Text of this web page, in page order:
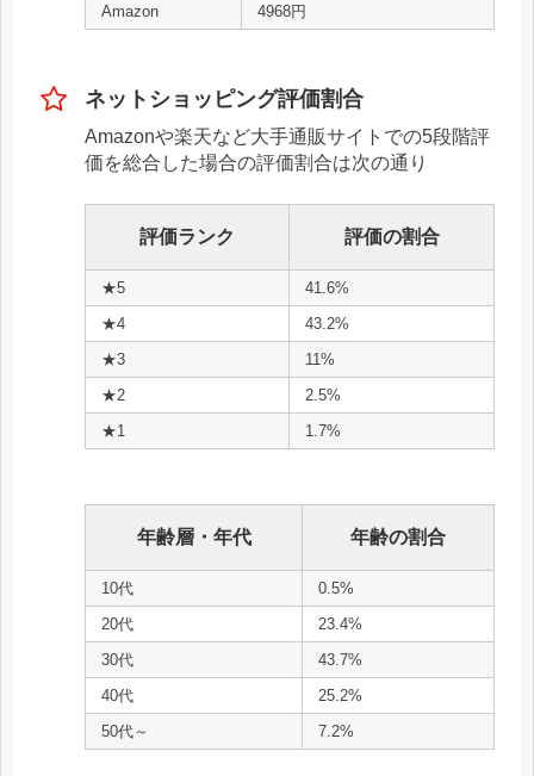
Amazon
4968円
ネットショッピング評価割合
Amazonや楽天など大手通販サイトでの5段階評
価を総合した場合の評価割合は次の通り
評価ランク 評価の割合
★5
41.6%
★4
43.2%
★3
11%
★2
2.5%
★1
1.7%
年齢層・年代 年齢の割合
10代
0.5%
20代
23.4%
30代
43.7%
40代
25.2%
50代～
7.2%